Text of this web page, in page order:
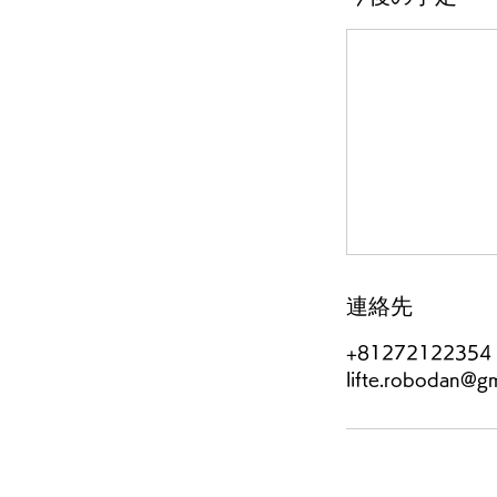
連絡先
+81272122354